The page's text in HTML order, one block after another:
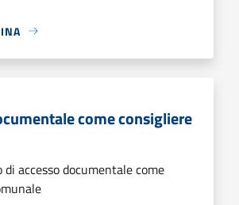
come consigliere
di accesso documentale come